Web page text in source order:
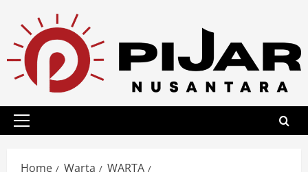
content
Primary
Home Warta
WARTA